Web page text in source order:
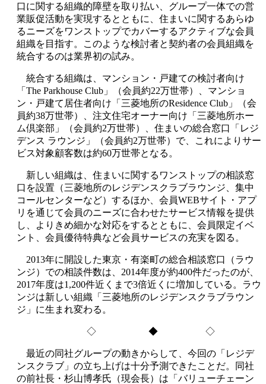
口に関する組織的障壁を取り払い、グループ一体での営
業販促活動を実現するとともに、住まいに関するあらゆ
るニーズをワンストップでカバーするアクティブな会員
組織を目指す。このような検討者と契約者の会員組織を
統合するのは業界初の試み。
統合する組織は、マンション・戸建ての検討者向け
「The Parkhouse Club」（会員約22万世帯）、マンショ
ン・戸建て居住者向け「三菱地所のResidence Club」（会
員約38万世帯）、注文住宅オーナー向け「三菱地所ホー
ム倶楽部」（会員約2万世帯）、住まいの総合窓口「レジ
デンス ラウンジ」（会員約2万世帯）で、これによりサー
ビス対象顧客数は約60万世帯となる。
新しい組織は、住まいに関するワンストップの相談窓
口を設置（三菱地所のレジデンスクラブラウンジ、集中
コールセンターなど）するほか、会員WEBサイト・アプ
リを通じて会員のニーズに合わせたサービス情報を提供
し、よりきめ細かな対応をするとともに、会員限定イベ
ント、会員優待特典など会員サービスの充実を図る。
2013年に開設した東京・有楽町の総合相談窓口（ラウ
ンジ）での相談件数は、2014年度が約400件だったのが、
2017年度は1,200件近くまで3倍近くに増加している。ラウ
ンジは新しい組織「三菱地所のレジデンスクラブラウン
ジ」に生まれ変わる。
◇ ◆ ◇
最近の同社グループの動きからして、今回の「レジデ
ンスクラブ」の立ち上げは十分予測できたことだ。同社
の前社長・杉山博孝氏（現会長）は「バリューチェーン